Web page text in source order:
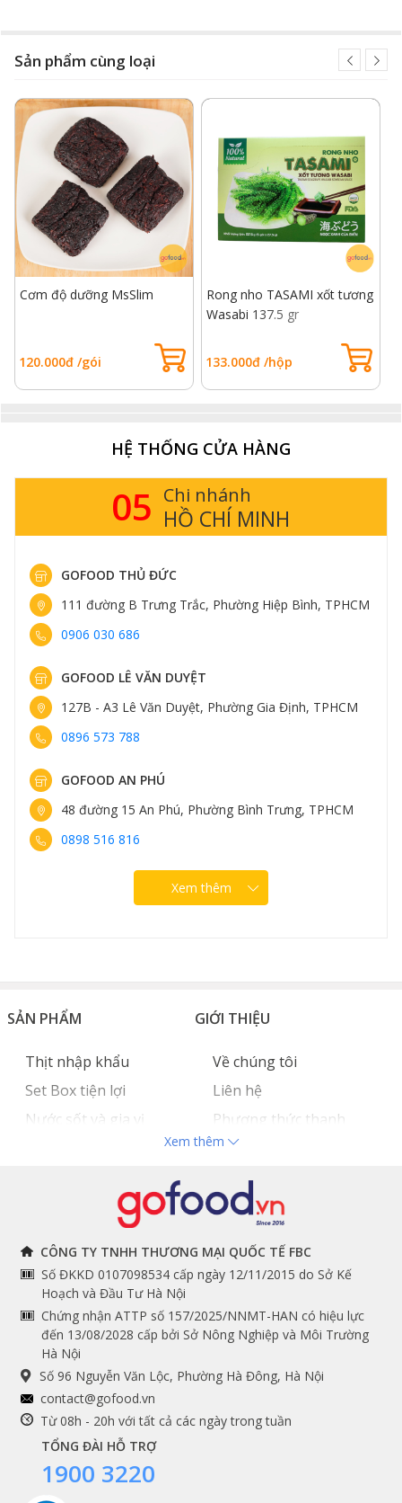
Sản phẩm cùng loại
Cơm độ dưỡng MsSlim
120.000đ /gói
Rong nho TASAMI xốt tương
Wasabi 137.5 gr
133.000đ /hộp
HỆ THỐNG CỬA HÀNG
05 Chi nhánh
HỒ CHÍ MINH
GOFOOD THỦ ĐỨC
111 đường B Trưng Trắc, Phường Hiệp Bình, TPHCM
0906 030 686
GOFOOD LÊ VĂN DUYỆT
127B - A3 Lê Văn Duyệt, Phường Gia Định, TPHCM
0896 573 788
GOFOOD AN PHÚ
48 đường 15 An Phú, Phường Bình Trưng, TPHCM
0898 516 816
Xem thêm
SẢN PHẨM
Thịt nhập khẩu
Set Box tiện lợi
Nước sốt và gia vị
GIỚI THIỆU
Về chúng tôi
Liên hệ
Phương thức thanh
toán
Tuyển dụng
THÔNG TIN
Chính sách và quy định
chung
Hướng dẫn đặt hàng
Cam kết chất lượng
THEO DÕI NGAY
Facebook
Instagram
Youtube
Tiktok
Shopee
DỊCH VỤ
Xem thêm
CÔNG TY TNHH THƯƠNG MẠI QUỐC TẾ FBC
Số ĐKKD 0107098534 cấp ngày 12/11/2015 do Sở Kế
Hoạch và Đầu Tư Hà Nội
Chứng nhận ATTP số 157/2025/NNMT-HAN có hiệu lực
đến 13/08/2028 cấp bởi Sở Nông Nghiệp và Môi Trường
Hà Nội
Số 96 Nguyễn Văn Lộc, Phường Hà Đông, Hà Nội
contact@gofood.vn
Từ 08h - 20h với tất cả các ngày trong tuần
TỔNG ĐÀI HỖ TRỢ
1900 3220